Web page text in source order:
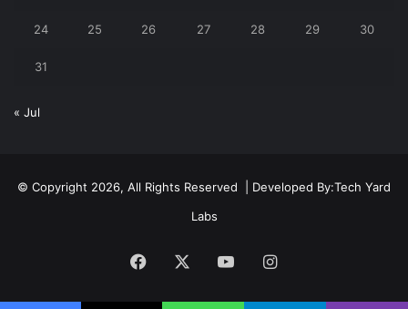
24 25 26 27 28 29 30
31
« Jul
© Copyright 2026, All Rights Reserved | Developed By:Tech Yard
Labs
Facebook YouTubeInstagram